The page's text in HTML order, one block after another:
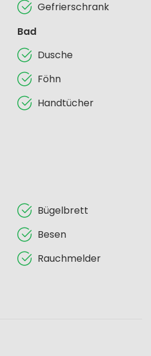
Gefrierschrank
Bad
Dusche
Föhn
Handtücher
Bügelbrett
Besen
Rauchmelder